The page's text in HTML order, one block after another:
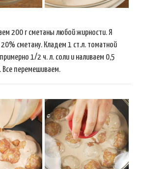
200 г сметаны любой жирности. Я
сметану. Кладем 1 ст.л. томатной
1/2 ч. л. соли и наливаем 0,5
Все перемешиваем.